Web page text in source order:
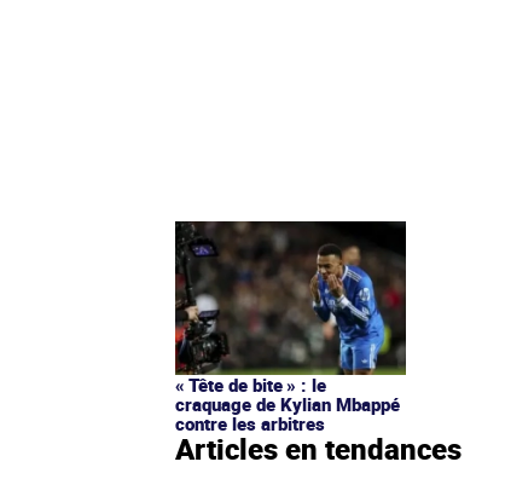
« Tête de bite » : le
craquage de Kylian Mbappé
contre les arbitres
Articles en tendances